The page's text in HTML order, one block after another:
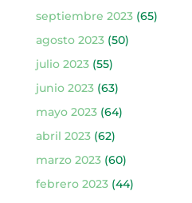
septiembre 2023(65)
agosto 2023(50)
julio 2023(55)
junio 2023(63)
mayo 2023(64)
abril 2023(62)
marzo 2023(60)
febrero 2023(44)